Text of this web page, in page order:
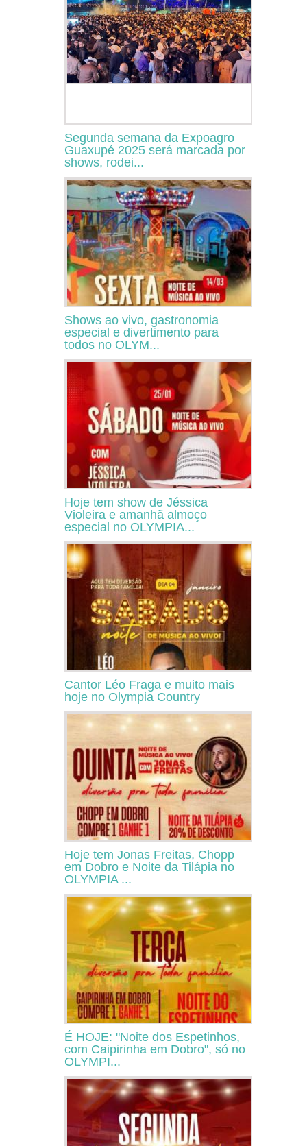
Segunda semana da Expoagro
Guaxupé 2025 será marcada por
shows, rodei...
Shows ao vivo, gastronomia
especial e divertimento para
todos no OLYM...
Hoje tem show de Jéssica
Violeira e amanhã almoço
especial no OLYMPIA...
Cantor Léo Fraga e muito mais
hoje no Olympia Country
Hoje tem Jonas Freitas, Chopp
em Dobro e Noite da Tilápia no
OLYMPIA ...
É HOJE: "Noite dos Espetinhos,
com Caipirinha em Dobro", só no
OLYMPI...